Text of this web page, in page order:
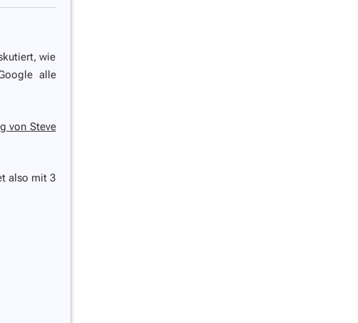
wie
alle
von Steve
also mit 3